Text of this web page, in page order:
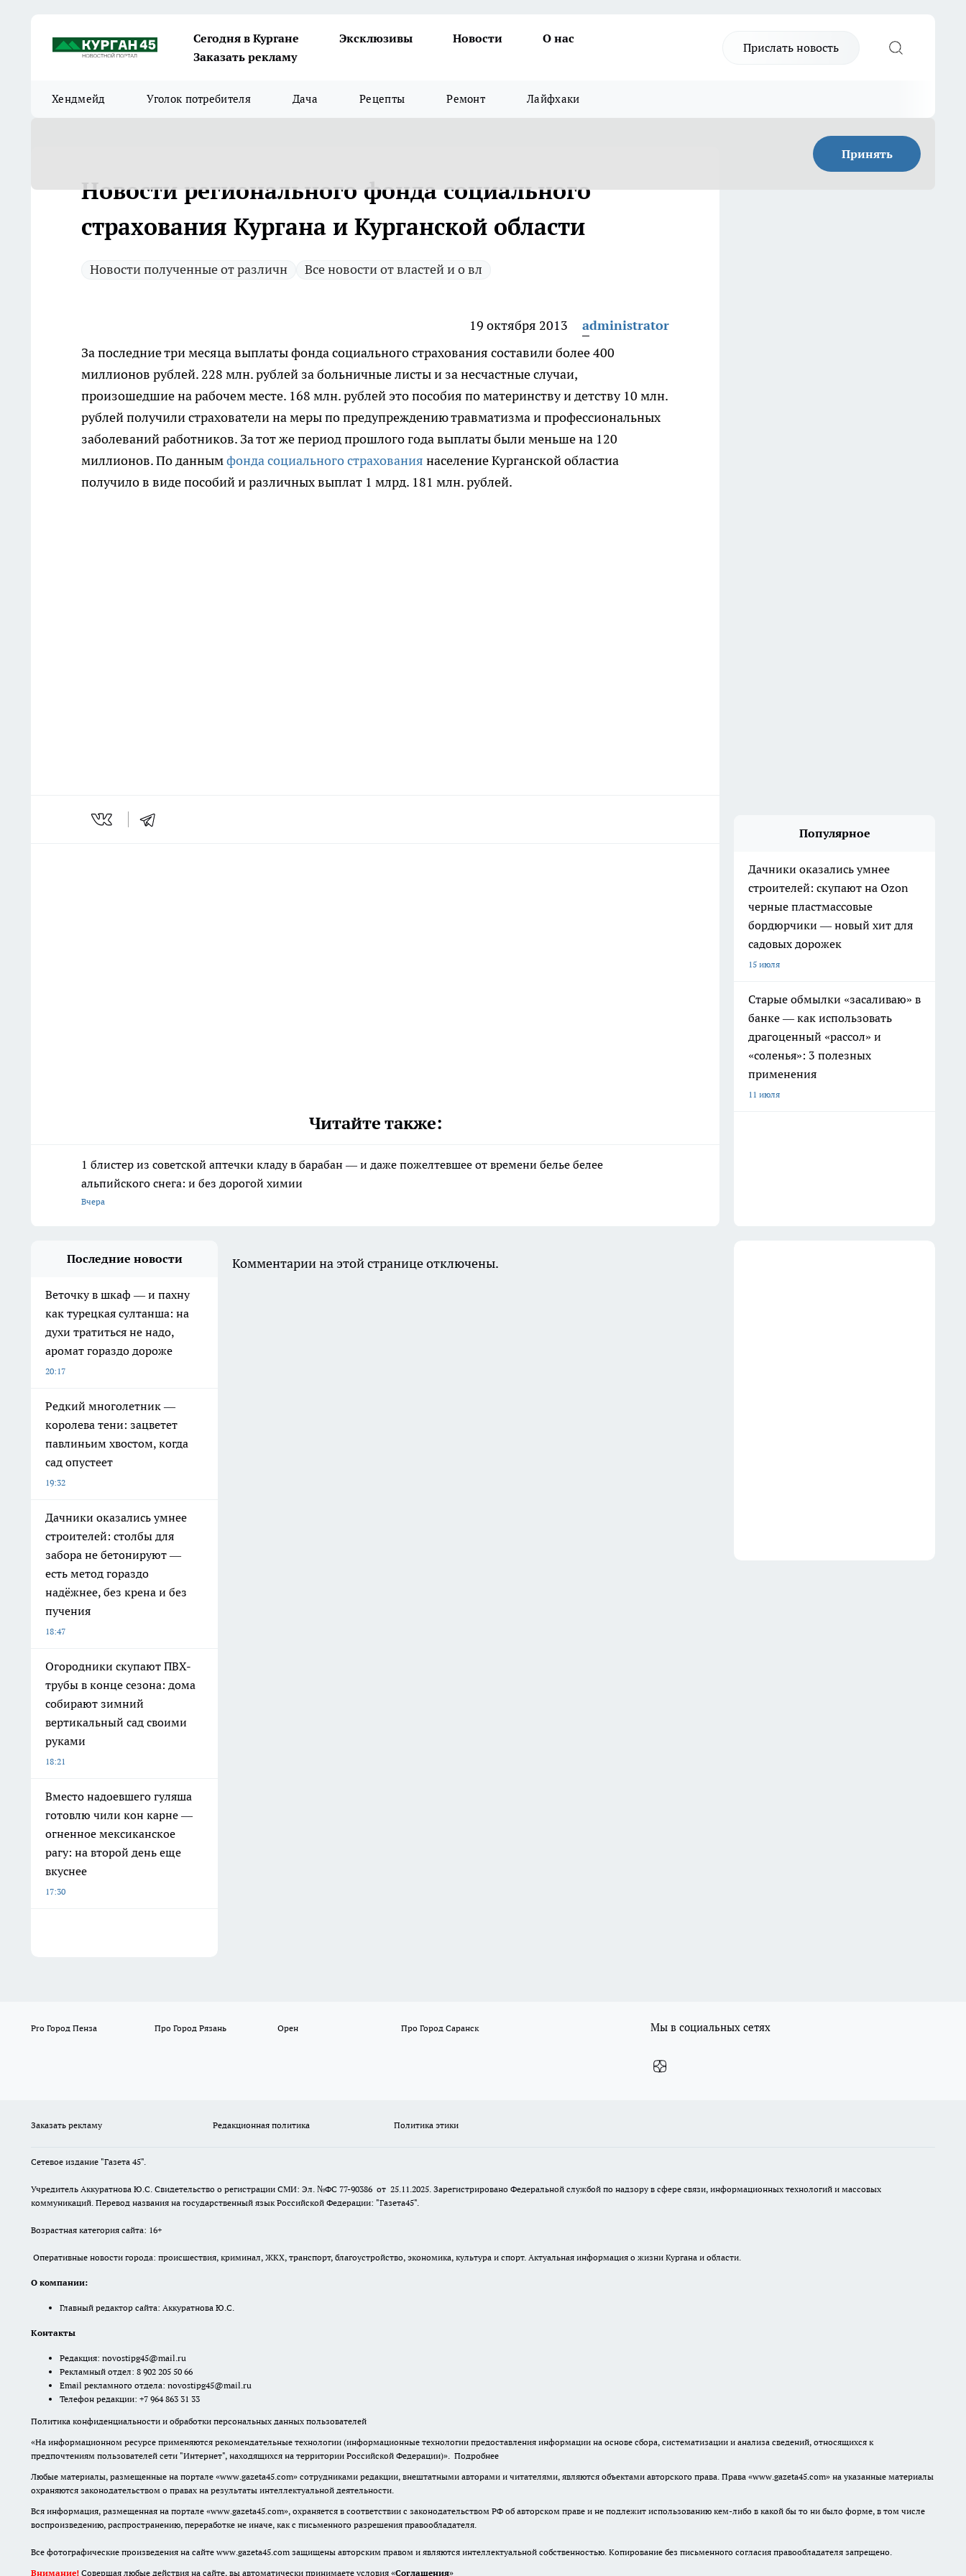
Сегодня в Кургане Эксклюзивы Новости
О нас
Заказать рекламу
Прислать новость
Хендмейд Уголок потребителя Дача Рецепты Ремонт Лайфхаки
Принять
Новости регионального фонда социального
страхования Кургана и Курганской области
Новости полученные от различн Все новости от властей и о вл
19 октября 2013
administrator
За последние три месяца выплаты фонда социального страхования составили более 400
миллионов рублей. 228 млн. рублей за больничные листы и за несчастные случаи,
произошедшие на рабочем месте. 168 млн. рублей это пособия по материнству и детству 10 млн.
рублей получили страхователи на меры по предупреждению травматизма и профессиональных
заболеваний работников. За тот же период прошлого года выплаты были меньше на 120
миллионов. По даннымфонда социального страхования население Курганской областиa
получило в виде пособий и различных выплат 1 млрд. 181 млн. рублей.
Читайте также:
1 блистер из советской аптечки кладу в барабан — и даже пожелтевшее от времени белье белее
альпийского снега: и без дорогой химии
Вчера
Популярное
Дачники оказались умнее
строителей: скупают на Ozon
черные пластмассовые
бордюрчики — новый хит для
садовых дорожек
15 июля
Старые обмылки «засаливаю» в
банке — как использовать
драгоценный «рассол» и
«соленья»: 3 полезных
применения
11 июля
Последние новости
Веточку в шкаф — и пахну
как турецкая султанша: на
духи тратиться не надо,
аромат гораздо дороже
20:17
Редкий многолетник —
королева тени: зацветет
павлиньим хвостом, когда
сад опустеет
19:32
Дачники оказались умнее
строителей: столбы для
забора не бетонируют —
есть метод гораздо
надёжнее, без крена и без
пучения
18:47
Огородники скупают ПВХ-
трубы в конце сезона: дома
собирают зимний
вертикальный сад своими
руками
18:21
Вместо надоевшего гуляша
готовлю чили кон карне —
огненное мексиканское
рагу: на второй день еще
вкуснее
17:30
Комментарии на этой странице отключены.
Pro Город Пенза Про Город Рязань Орен Про Город Саранск Мы в социальных сетях
Заказать рекламу Редакционная политика Политика этики
Сетевое издание "Газета 45".
Учредитель Аккуратнова Ю.С. Свидетельство о регистрации СМИ: Эл. №ФС 77-90386 от 25.11.2025. Зарегистрировано Федеральной службой по надзору в сфере связи, информационных технологий и массовых
коммуникаций. Перевод названия на государственный язык Российской Федерации: "Газета45".
Возрастная категория сайта: 16+
Оперативные новости города: происшествия, криминал, ЖКХ, транспорт, благоустройство, экономика, культура и спорт. Актуальная информация о жизни Кургана и области.
О компании:
Главный редактор сайта: Аккуратнова Ю.С.
Контакты
Редакция: novostipg45@mail.ru
Рекламный отдел: 8 902 205 50 66
Email рекламного отдела: novostipg45@mail.ru
Телефон редакции: +7 964 863 31 33
Политика конфиденциальности и обработки персональных данных пользователей
«На информационном ресурсе применяются рекомендательные технологии (информационные технологии предоставления информации на основе сбора, систематизации и анализа сведений, относящихся к
предпочтениям пользователей сети "Интернет", находящихся на территории Российской Федерации)». Подробнее
Любые материалы, размещенные на портале «www.gazeta45.com» сотрудниками редакции, внештатными авторами и читателями, являются объектами авторского права. Права «www.gazeta45.com» на указанные материалы
охраняются законодательством о правах на результаты интеллектуальной деятельности.
Вся информация, размещенная на портале «www.gazeta45.com», охраняется в соответствии с законодательством РФ об авторском праве и не подлежит использованию кем-либо в какой бы то ни было форме, в том числе
воспроизведению, распространению, переработке не иначе, как с письменного разрешения правообладателя.
Все фотографические произведения на сайте www.gazeta45.com защищены авторским правом и являются интеллектуальной собственностью. Копирование без письменного согласия правообладателя запрещено.
Внимание! Совершая любые действия на сайте, вы автоматически принимаете условия «Cоглашения»